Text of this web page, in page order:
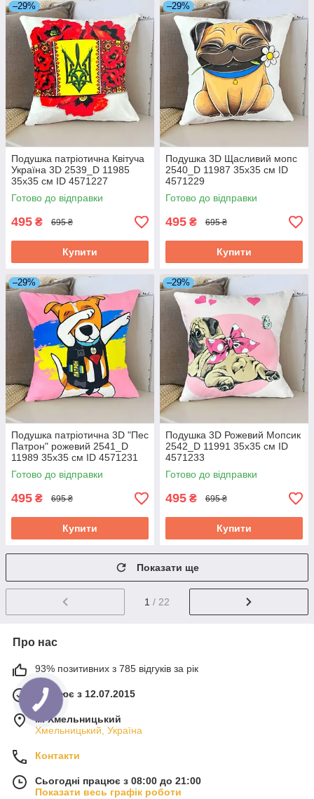
–29%
Подушка патріотична Квітуча
Україна 3D 2539_D 11985
35х35 см ID 4571227
Готово до відправки
495 ₴ 695 ₴
Купити
–29%
Подушка 3D Щасливий мопс
2540_D 11987 35х35 см ID
4571229
Готово до відправки
495 ₴ 695 ₴
Купити
–29%
Подушка патріотична 3D "Пес
Патрон" рожевий 2541_D
11989 35х35 см ID 4571231
Готово до відправки
495 ₴ 695 ₴
Купити
–29%
Подушка 3D Рожевий Мопсик
2542_D 11991 35х35 см ID
4571233
Готово до відправки
495 ₴ 695 ₴
Купити
Показати ще
1 / 22
Про нас
93% позитивних з 785 відгуків за рік
Працює з 12.07.2015
м. Хмельницький
Хмельницький, Україна
Контакти
Сьогодні працює з 08:00 до 21:00
Показати весь графік роботи